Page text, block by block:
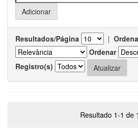
Resultados/Página |
Ordenar
Registro(s)
Resultado 1-1 de